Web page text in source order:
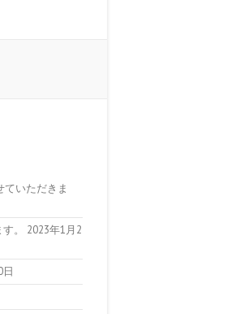
ていただきま
。
2023年1月2